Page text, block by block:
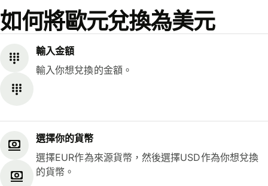
如何將歐元兌換為美元
輸入金額
輸入你想兌換的金額。
選擇你的貨幣
選擇EUR作為來源貨幣，然後選擇USD作為你想兌換
的貨幣。